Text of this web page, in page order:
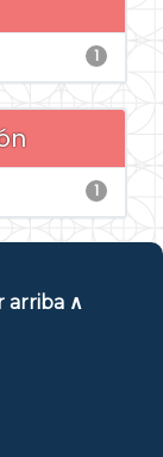
1
1
arriba ∧